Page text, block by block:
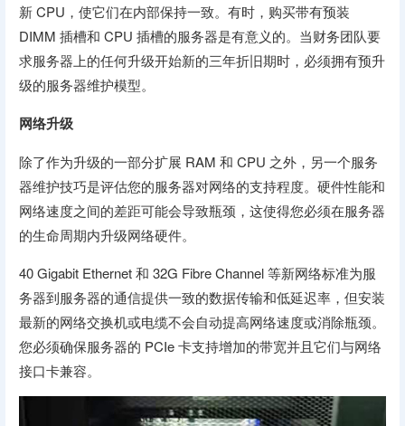
新 CPU，使它们在内部保持一致。有时，购买带有预装
DIMM 插槽和 CPU 插槽的服务器是有意义的。当财务团队要
求服务器上的任何升级开始新的三年折旧期时，必须拥有预升
级的服务器维护模型。
网络升级
除了作为升级的一部分扩展 RAM 和 CPU 之外，另一个服务
器维护技巧是评估您的服务器对网络的支持程度。硬件性能和
网络速度之间的差距可能会导致瓶颈，这使得您必须在服务器
的生命周期内升级网络硬件。
40 Gigabit Ethernet 和 32G Fibre Channel 等新网络标准为服
务器到服务器的通信提供一致的数据传输和低延迟率，但安装
最新的网络交换机或电缆不会自动提高网络速度或消除瓶颈。
您必须确保服务器的 PCIe 卡支持增加的带宽并且它们与网络
接口卡兼容。